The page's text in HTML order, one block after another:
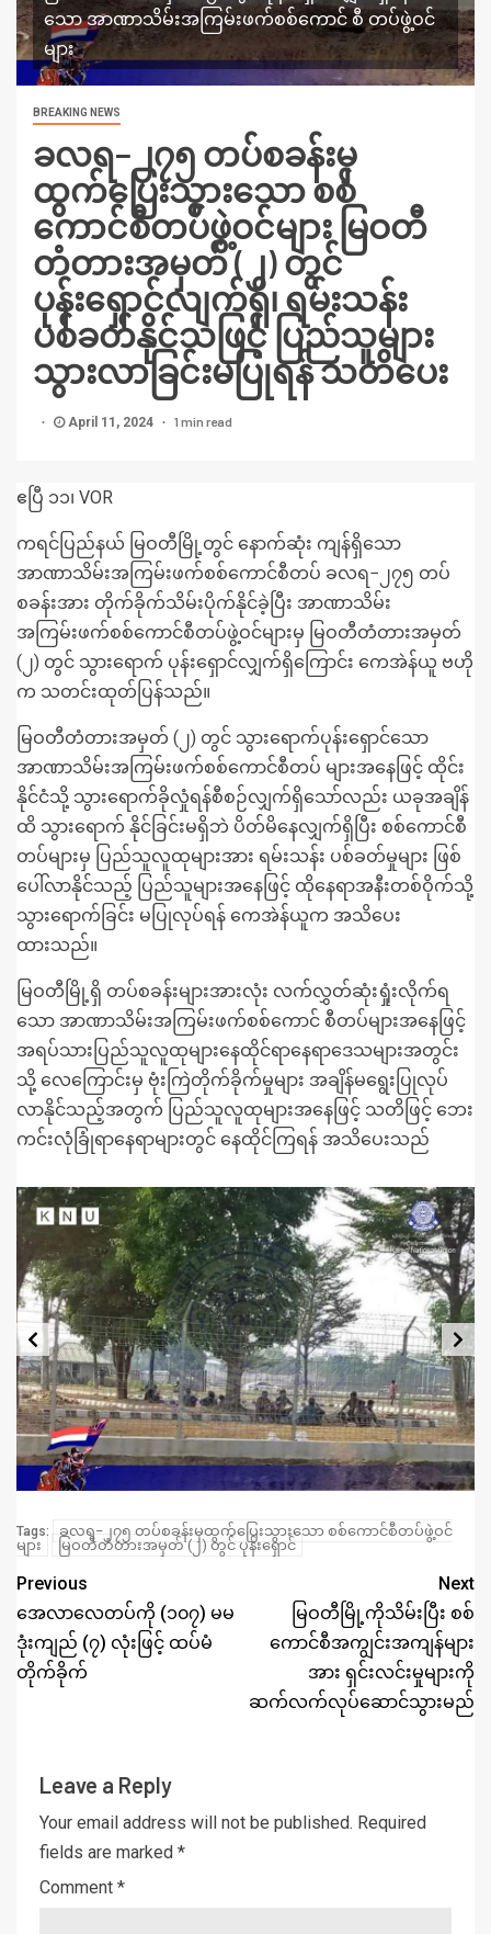
သော အာဏာသိမ်းအကြမ်းဖက်စစ်ကောင် စီ တပ်ဖွဲ့ဝင်
များ
BREAKING NEWS
ခလရ−၂၇၅ တပ်စခန်းမှ
ထွက်ပြေးသွားသော စစ်
ကောင်စီတပ်ဖွဲ့ဝင်များ မြဝတီ
တံတားအမှတ် (၂) တွင်
ပုန်းရှောင်လျက်ရှိ၊ ရမ်းသန်း
ပစ်ခတ်နိုင်သဖြင့် ပြည်သူများ
သွားလာခြင်းမပြုရန် သတိပေး
April 11, 2024 1 min read
ဧပြီ ၁၁၊ VOR
ကရင်ပြည်နယ် မြဝတီမြို့တွင် နောက်ဆုံး ကျန်ရှိသော
အာဏာသိမ်းအကြမ်းဖက်စစ်ကောင်စီတပ် ခလရ−၂၇၅ တပ်
စခန်းအား တိုက်ခိုက်သိမ်းပိုက်နိုင်ခဲ့ပြီး အာဏာသိမ်း
အကြမ်းဖက်စစ်ကောင်စီတပ်ဖွဲ့ဝင်များမှ မြဝတီတံတားအမှတ်
(၂) တွင် သွားရောက် ပုန်းရှောင်လျှက်ရှိကြောင်း ကေအဲန်ယူ ဗဟို
က သတင်းထုတ်ပြန်သည်။
မြဝတီတံတားအမှတ် (၂) တွင် သွားရောက်ပုန်းရှောင်သော
အာဏာသိမ်းအကြမ်းဖက်စစ်ကောင်စီတပ် များအနေဖြင့် ထိုင်း
နိုင်ငံသို့ သွားရောက်ခိုလှုံရန်စီစဉ်လျှက်ရှိသော်လည်း ယခုအချိန်
ထိ သွားရောက် နိုင်ခြင်းမရှိဘဲ ပိတ်မိနေလျှက်ရှိပြီး စစ်ကောင်စီ
တပ်များမှ ပြည်သူလူထုများအား ရမ်းသန်း ပစ်ခတ်မှုများ ဖြစ်
ပေါ်လာနိုင်သည့် ပြည်သူများအနေဖြင့် ထိုနေရာအနီးတစ်ဝိုက်သို့
သွားရောက်ခြင်း မပြုလုပ်ရန် ကေအဲန်ယူက အသိပေး
ထားသည်။
မြဝတီမြို့ရှိ တပ်စခန်းများအားလုံး လက်လွှတ်ဆုံးရှုံးလိုက်ရ
သော အာဏာသိမ်းအကြမ်းဖက်စစ်ကောင် စီတပ်များအနေဖြင့်
အရပ်သားပြည်သူလူထုများနေထိုင်ရာနေရာဒေသများအတွင်း
သို့ လေကြောင်းမှ ဗုံးကြဲတိုက်ခိုက်မှုများ အချိန်မရွေးပြုလုပ်
လာနိုင်သည့်အတွက် ပြည်သူလူထုများအနေဖြင့် သတိဖြင့် ဘေး
ကင်းလုံခြုံရာနေရာများတွင် နေထိုင်ကြရန် အသိပေးသည်
Tags:
ခလရ−၂၇၅ တပ်စခန်းမှထွက်ပြေးသွားသော စစ်ကောင်စီတပ်ဖွဲ့ဝင်
များ
မြဝတီတံတားအမှတ် (၂) တွင် ပုန်းရှောင်
Previous
အေလာလေတပ်ကို (၁၀၇) မမ
ဒုံးကျည် (၇) လုံးဖြင့် ထပ်မံ
တိုက်ခိုက်
Next
မြဝတီမြို့ကိုသိမ်းပြီး စစ်
ကောင်စီအကျွင်းအကျန်များ
အား ရှင်းလင်းမှုများကို
ဆက်လက်လုပ်ဆောင်သွားမည်
Leave a Reply
Your email address will not be published. Required
fields are marked *
Comment *